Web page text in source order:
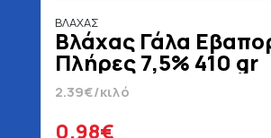
ΒΛΑΧΑΣ
Βλάχας Γάλα
Πλήρες 7,5% 410 gr
2.39€/κιλό
0.98€